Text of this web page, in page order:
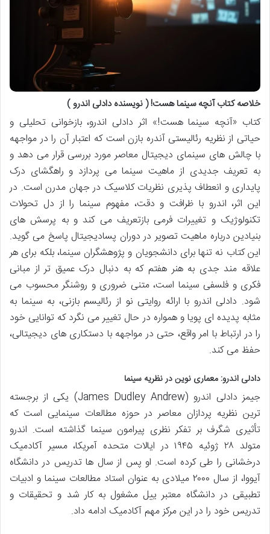
خلاصه کتاب آنچه سینما هست! ( نویسنده دادلی اندرو )
کتاب «آنچه سینما هست!» اثر دادلی اندرو، بازخوانی تحلیلی و
حیاتی از نظریه رئالیستی آندره بازن است که اعتبار آن را در مواجهه
با چالش های سینمای دیجیتال معاصر مورد بررسی قرار می دهد و
به تعریف جدیدی از ماهیت سینما می پردازد و راهگشای درک
پایداری و انعطاف پذیری نظریات کلاسیک در جهان مدرن است. در
این اثر، اندرو با ظرافت و دقت، مفهوم سینما را از دل تحولات
تکنولوژیک و تغییرات فرمی بازتعریف می کند و به پرسش های
بنیادین درباره ماهیت تصویر در دوران پسادیجیتال پاسخ می گوید.
این کتاب نه تنها برای دانشجویان و پژوهشگران سینما، بلکه برای هر
علاقه مند جدی به هنر هفتم که به دنبال درک عمیق تر از مبانی
فکری و فلسفی سینما است، متنی ضروری و روشنگر محسوب می
شود. دادلی اندرو با ارائه روایتی نو از رئالیسم بازنی، به سینما به
مثابه پدیده ای پویا و همواره در حال تغییر می نگرد که توانایی خود
را در ارتباط با امر واقع، حتی در مواجهه با دستکاری های دیجیتالی،
حفظ می کند.
دادلی اندرو: معماری نوین در نظریه سینما
جیمز دادلی اندرو (James Dudley Andrew) یکی از برجسته
ترین نظریه پردازان معاصر در حوزه مطالعات سینمایی است که
تأثیری شگرف بر تفکر نظری پیرامون سینما گذاشته است. اندرو
متولد ۲۸ ژوئیه ۱۹۴۵ در ایالات متحده آمریکا، مسیر آکادمیک
درخشانی را طی کرده است. او پس از سال ها تدریس در دانشگاه
آیووا، از سال ۲۰۰۰ میلادی به عنوان استاد مطالعات سینما و ادبیات
تطبیقی در دانشگاه معتبر ییل مشغول به کار شد و تحقیقات و
تدریس خود را در این مرکز مهم آکادمیک ادامه داد.